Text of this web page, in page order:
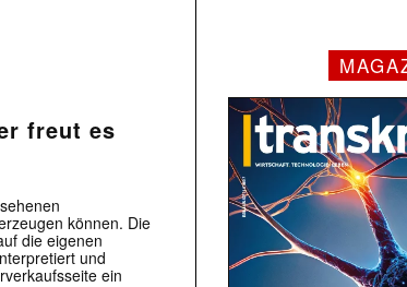
freut es
können. Die
die eigenen
und
ein